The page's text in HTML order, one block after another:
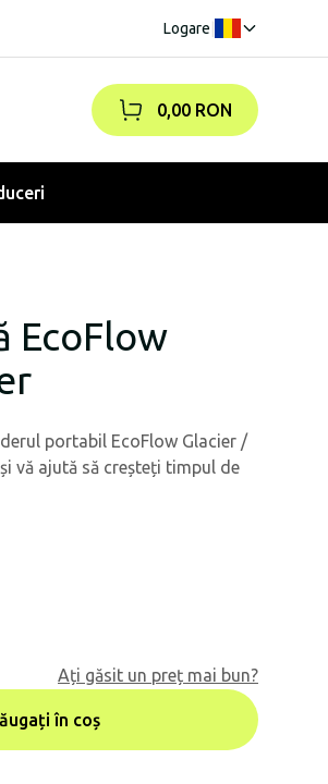
Logare
0,00 RON
EcoFlow
portabil EcoFlow Glacier /
vă ajută să creșteți timpul de
Ați găsit un preț mai bun?
în coș